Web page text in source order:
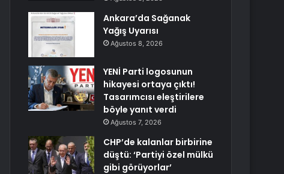
Ankara’da Sağanak
Yağış Uyarısı
Ağustos 8, 2026
YENİ Parti logosunun
hikayesi ortaya çıktı!
Tasarımcısı eleştirilere
böyle yanıt verdi
Ağustos 7, 2026
CHP’de kalanlar birbirine
düştü: ‘Partiyi özel mülkü
gibi görüyorlar’